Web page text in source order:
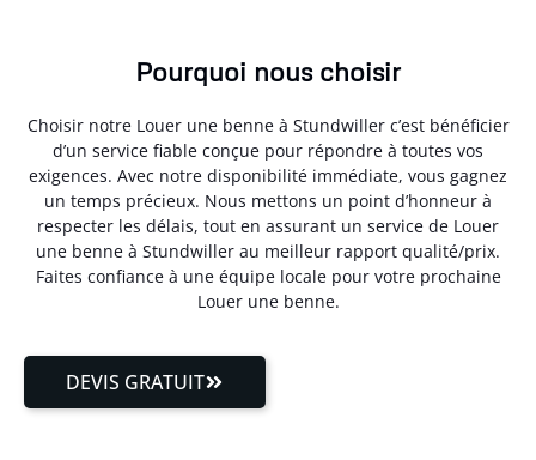
Pourquoi nous choisir
Choisir notre Louer une benne à Stundwiller c’est bénéficier
d’un service fiable conçue pour répondre à toutes vos
exigences. Avec notre disponibilité immédiate, vous gagnez
un temps précieux. Nous mettons un point d’honneur à
respecter les délais, tout en assurant un service de Louer
une benne à Stundwiller au meilleur rapport qualité/prix.
Faites confiance à une équipe locale pour votre prochaine
Louer une benne.
DEVIS GRATUIT